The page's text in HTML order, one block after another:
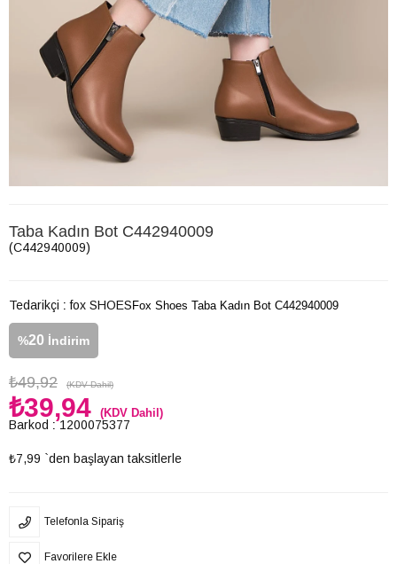
Taba Kadın Bot C442940009
(C442940009)
Tedarikçi : fox SHOES
%20 İndirim
₺49,92 (KDV Dahil)
₺39,94 (KDV Dahil)
Barkod : 1200075377
₺7,99 `den başlayan taksitlerle
Fox Shoes Taba Kadın Bot C442940009
Telefonla Sipariş
Favorilere Ekle